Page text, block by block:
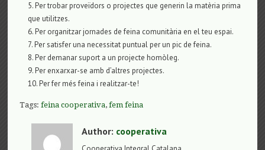
Per trobar proveïdors o projectes que generin la matèria prima
que utilitzes.
Per organitzar jornades de feina comunitària en el teu espai.
Per satisfer una necessitat puntual per un pic de feina.
Per demanar suport a un projecte homòleg.
Per enxarxar-se amb d’altres projectes.
Per fer més feina i realitzar-te!
Tags:feina cooperativa,fem feina
Author: cooperativa